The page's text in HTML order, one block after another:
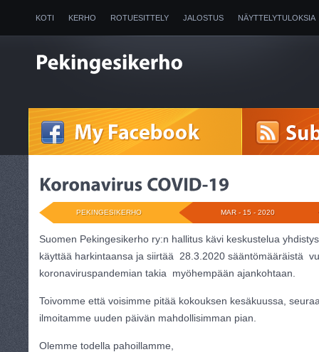
KOTI KERHO ROTUESITTELY JALOSTUS NÄYTTELYTULOKSIA
2025
MAR - 15 - 2020
PEKINGESIKERHO
Suomen Pekingesikerho ry:n hallitus kävi keskustelua
käyttää harkintaansa ja siirtää 28.3.2020 sääntömääräistä
koronaviruspandemian takia myöhempään ajankohtaan.
Toivomme että voisimme pitää kokouksen kesäkuussa,
ilmoitamme uuden päivän mahdollisimman pian.
Olemme todella pahoillamme,